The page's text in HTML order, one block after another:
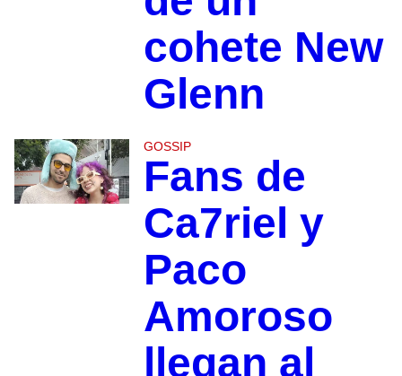
cohete New
Glenn
GOSSIP
Fans de
Ca7riel y
Paco
Amoroso
llegan al